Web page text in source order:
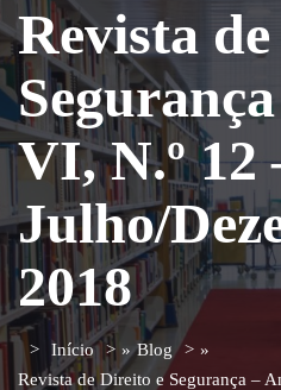
Revista
VI, N.º 12
Julho/
2018
Início » Blog
»
Revista de Direito e Segurança –